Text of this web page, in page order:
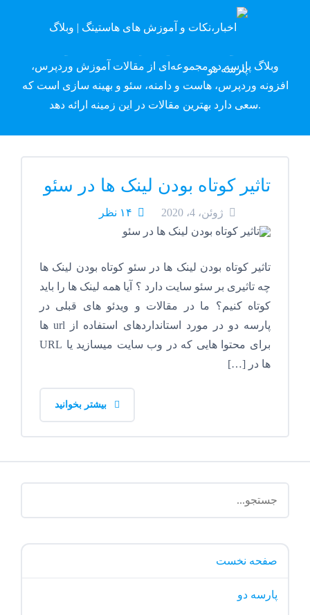
وبلاگ پارسه دِو
وبلاگ پارسه دو مجموعه‌ای از مقالات آموزش وردپرس،
افزونه وردپرس، هاست و دامنه، سئو و بهینه سازی است که
سعی دارد بهترین مقالات در این زمینه ارائه دهد.
تاثیر کوتاه بودن لینک ها در سئو
ژوئن، 4، 2020 ۱۴ نظر
تاثیر کوتاه بودن لینک ها در سئو کوتاه بودن لینک ها
چه تاثیری بر سئو سایت دارد ؟ آیا همه لینک ها را باید
کوتاه کنیم؟ ما در مقالات و ویدئو های قبلی در
پارسه دو در مورد استانداردهای استفاده از url ها
برای محتوا هایی که در وب سایت میسازید یا URL
ها در […]
صفحه نخست
پارسه دو